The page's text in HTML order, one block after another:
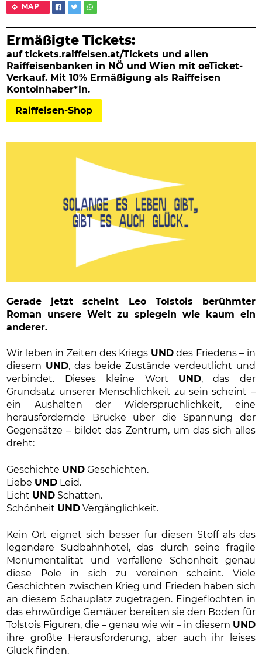
MAP
Ermäßigte Tickets:
auf tickets.raiffeisen.at/Tickets und allen
Raiffeisenbanken in NÖ und Wien mit oeTicket-
Verkauf. Mit 10% Ermäßigung als Raiffeisen
Kontoinhaber*in.
Raiffeisen-Shop
Gerade jetzt scheint Leo Tolstois berühmter
Roman unsere Welt zu spiegeln wie kaum ein
anderer.
Wir leben in Zeiten des Kriegs UNDdes Friedens – in
diesem UND, das beide Zustände verdeutlicht und
verbindet. Dieses kleine Wort UND, das der
Grundsatz unserer Menschlichkeit zu sein scheint –
ein Aushalten der Widersprüchlichkeit, eine
herausfordernde Brücke über die Spannung der
Gegensätze – bildet das Zentrum, um das sich alles
dreht:
Geschichte UND Geschichten.
Liebe UND Leid.
Licht UND Schatten.
Schönheit UND Vergänglichkeit.
Kein Ort eignet sich besser für diesen Stoff als das
legendäre Südbahnhotel, das durch seine fragile
Monumentalität und verfallene Schönheit genau
diese Pole in sich zu vereinen scheint. Viele
Geschichten zwischen Krieg und Frieden haben sich
an diesem Schauplatz zugetragen. Eingeflochten in
das ehrwürdige Gemäuer bereiten sie den Boden für
Tolstois Figuren, die – genau wie wir – in diesem UND
ihre größte Herausforderung, aber auch ihr leises
Glück finden.